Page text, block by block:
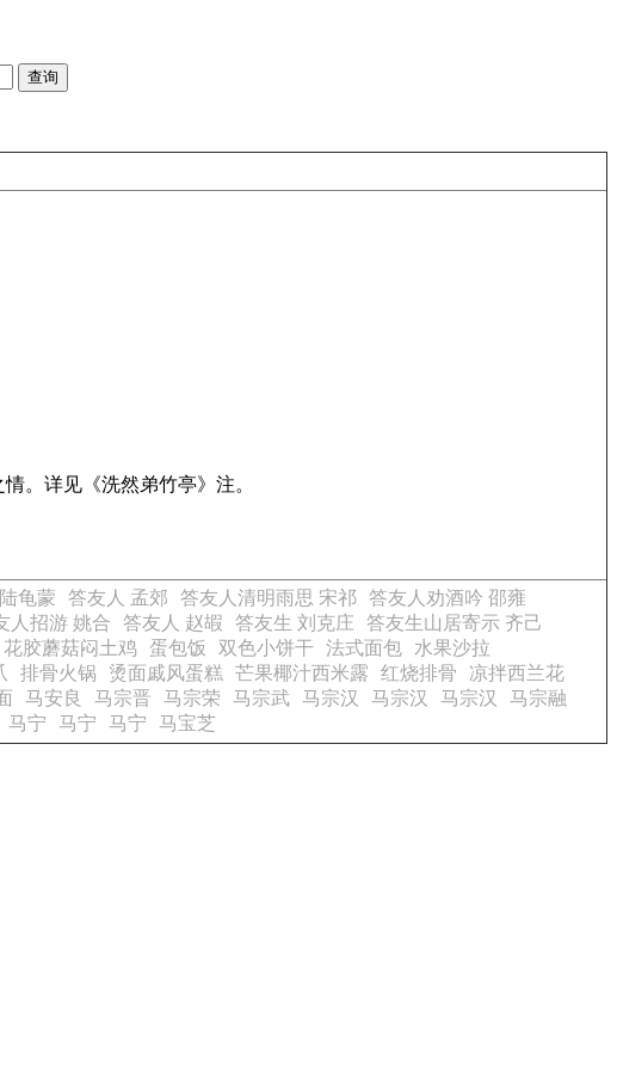
。详见《洗然弟竹亭》注。
龟蒙 答友人 孟郊 答友人清明雨思 宋祁
答友人劝酒吟 邵雍
人招游 姚合 答友人 赵嘏 答友生 刘克庄
答友生山居寄示 齐己
花胶蘑菇闷土鸡 蛋包饭 双色小饼干 法式面包
水果沙拉
排骨火锅 烫面戚风蛋糕 芒果椰汁西米露 红烧排骨
凉拌西兰花
马安良 马宗晋 马宗荣 马宗武 马宗汉 马宗汉 马宗汉
马宗融
马宁 马宁 马宁 马宝芝